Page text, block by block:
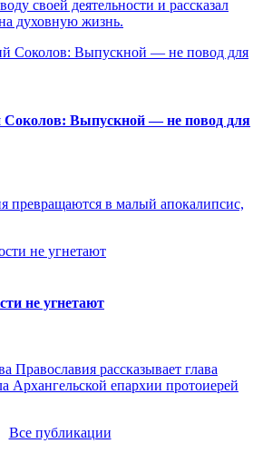
своей деятельности и рассказал
духовную жизнь.
Соколов: Выпускной — не повод для
превращаются в малый апокалипсис,
не угнетают
Православия рассказывает глава
Архангельской епархии протоиерей
Все публикации